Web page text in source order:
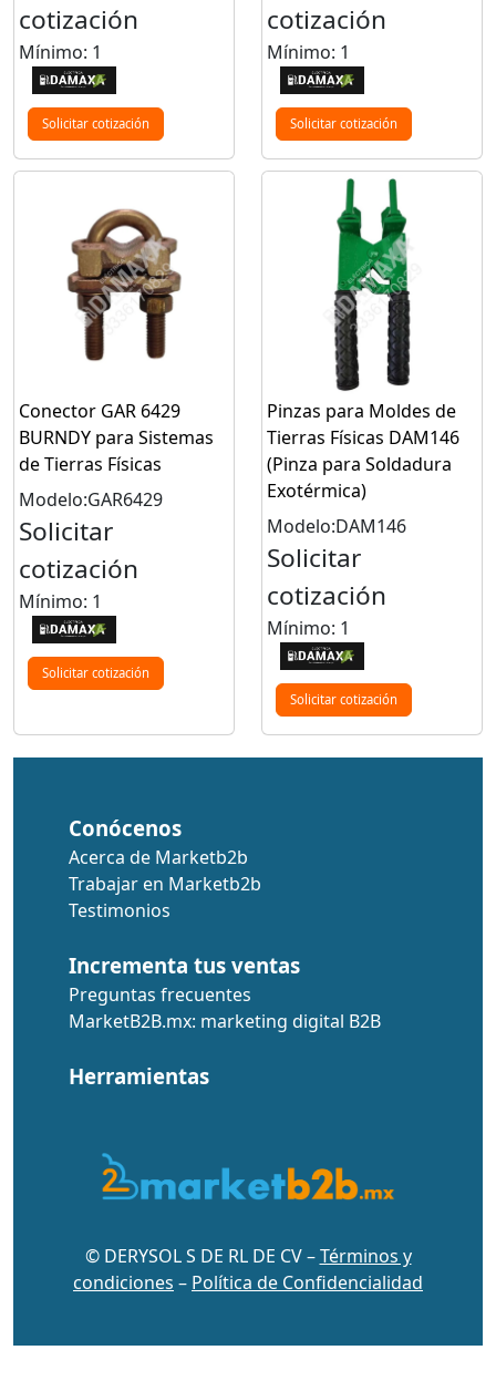
cotización
Mínimo: 1
Solicitar cotización
cotización
Mínimo: 1
Solicitar cotización
Conector GAR 6429
BURNDY para Sistemas
de Tierras Físicas
Modelo:GAR6429
Solicitar
cotización
Mínimo: 1
Solicitar cotización
Pinzas para Moldes de
Tierras Físicas DAM146
(Pinza para Soldadura
Exotérmica)
Modelo:DAM146
Solicitar
cotización
Mínimo: 1
Solicitar cotización
Conócenos
Acerca de Marketb2b
Trabajar en Marketb2b
Testimonios
Incrementa tus ventas
Preguntas frecuentes
MarketB2B.mx: marketing digital B2B
Herramientas
© DERYSOL S DE RL DE CV –Términos y
condiciones – Política de Confidencialidad